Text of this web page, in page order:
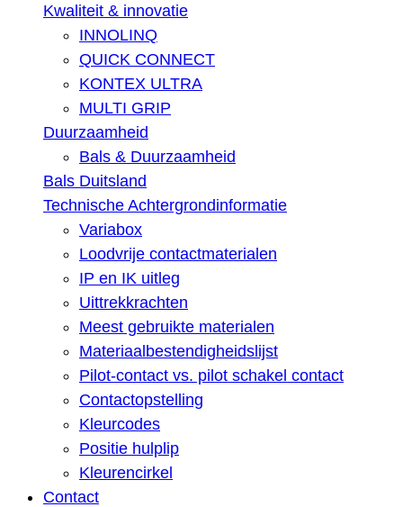
Kwaliteit & innovatie
INNOLINQ
QUICK CONNECT
KONTEX ULTRA
MULTI GRIP
Duurzaamheid
Bals & Duurzaamheid
Bals Duitsland
Technische Achtergrondinformatie
Variabox
Loodvrije contactmaterialen
IP en IK uitleg
Uittrekkrachten
Meest gebruikte materialen
Materiaalbestendigheidslijst
Pilot-contact vs. pilot schakel contact
Contactopstelling
Kleurcodes
Positie hulplip
Kleurencirkel
Contact